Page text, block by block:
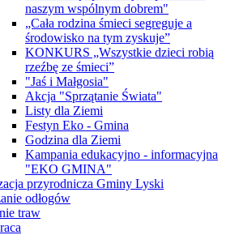
naszym wspólnym dobrem"
„Cała rodzina śmieci segreguje a
środowisko na tym zyskuje”
KONKURS „Wszystkie dzieci robią
rzeźbę ze śmieci”
"Jaś i Małgosia"
Akcja "Sprzątanie Świata"
Listy dla Ziemi
Festyn Eko - Gmina
Godzina dla Ziemi
Kampania edukacyjno - informacyjna
"EKO GMINA"
przyrodnicza Gminy Lyski
odłogów
traw